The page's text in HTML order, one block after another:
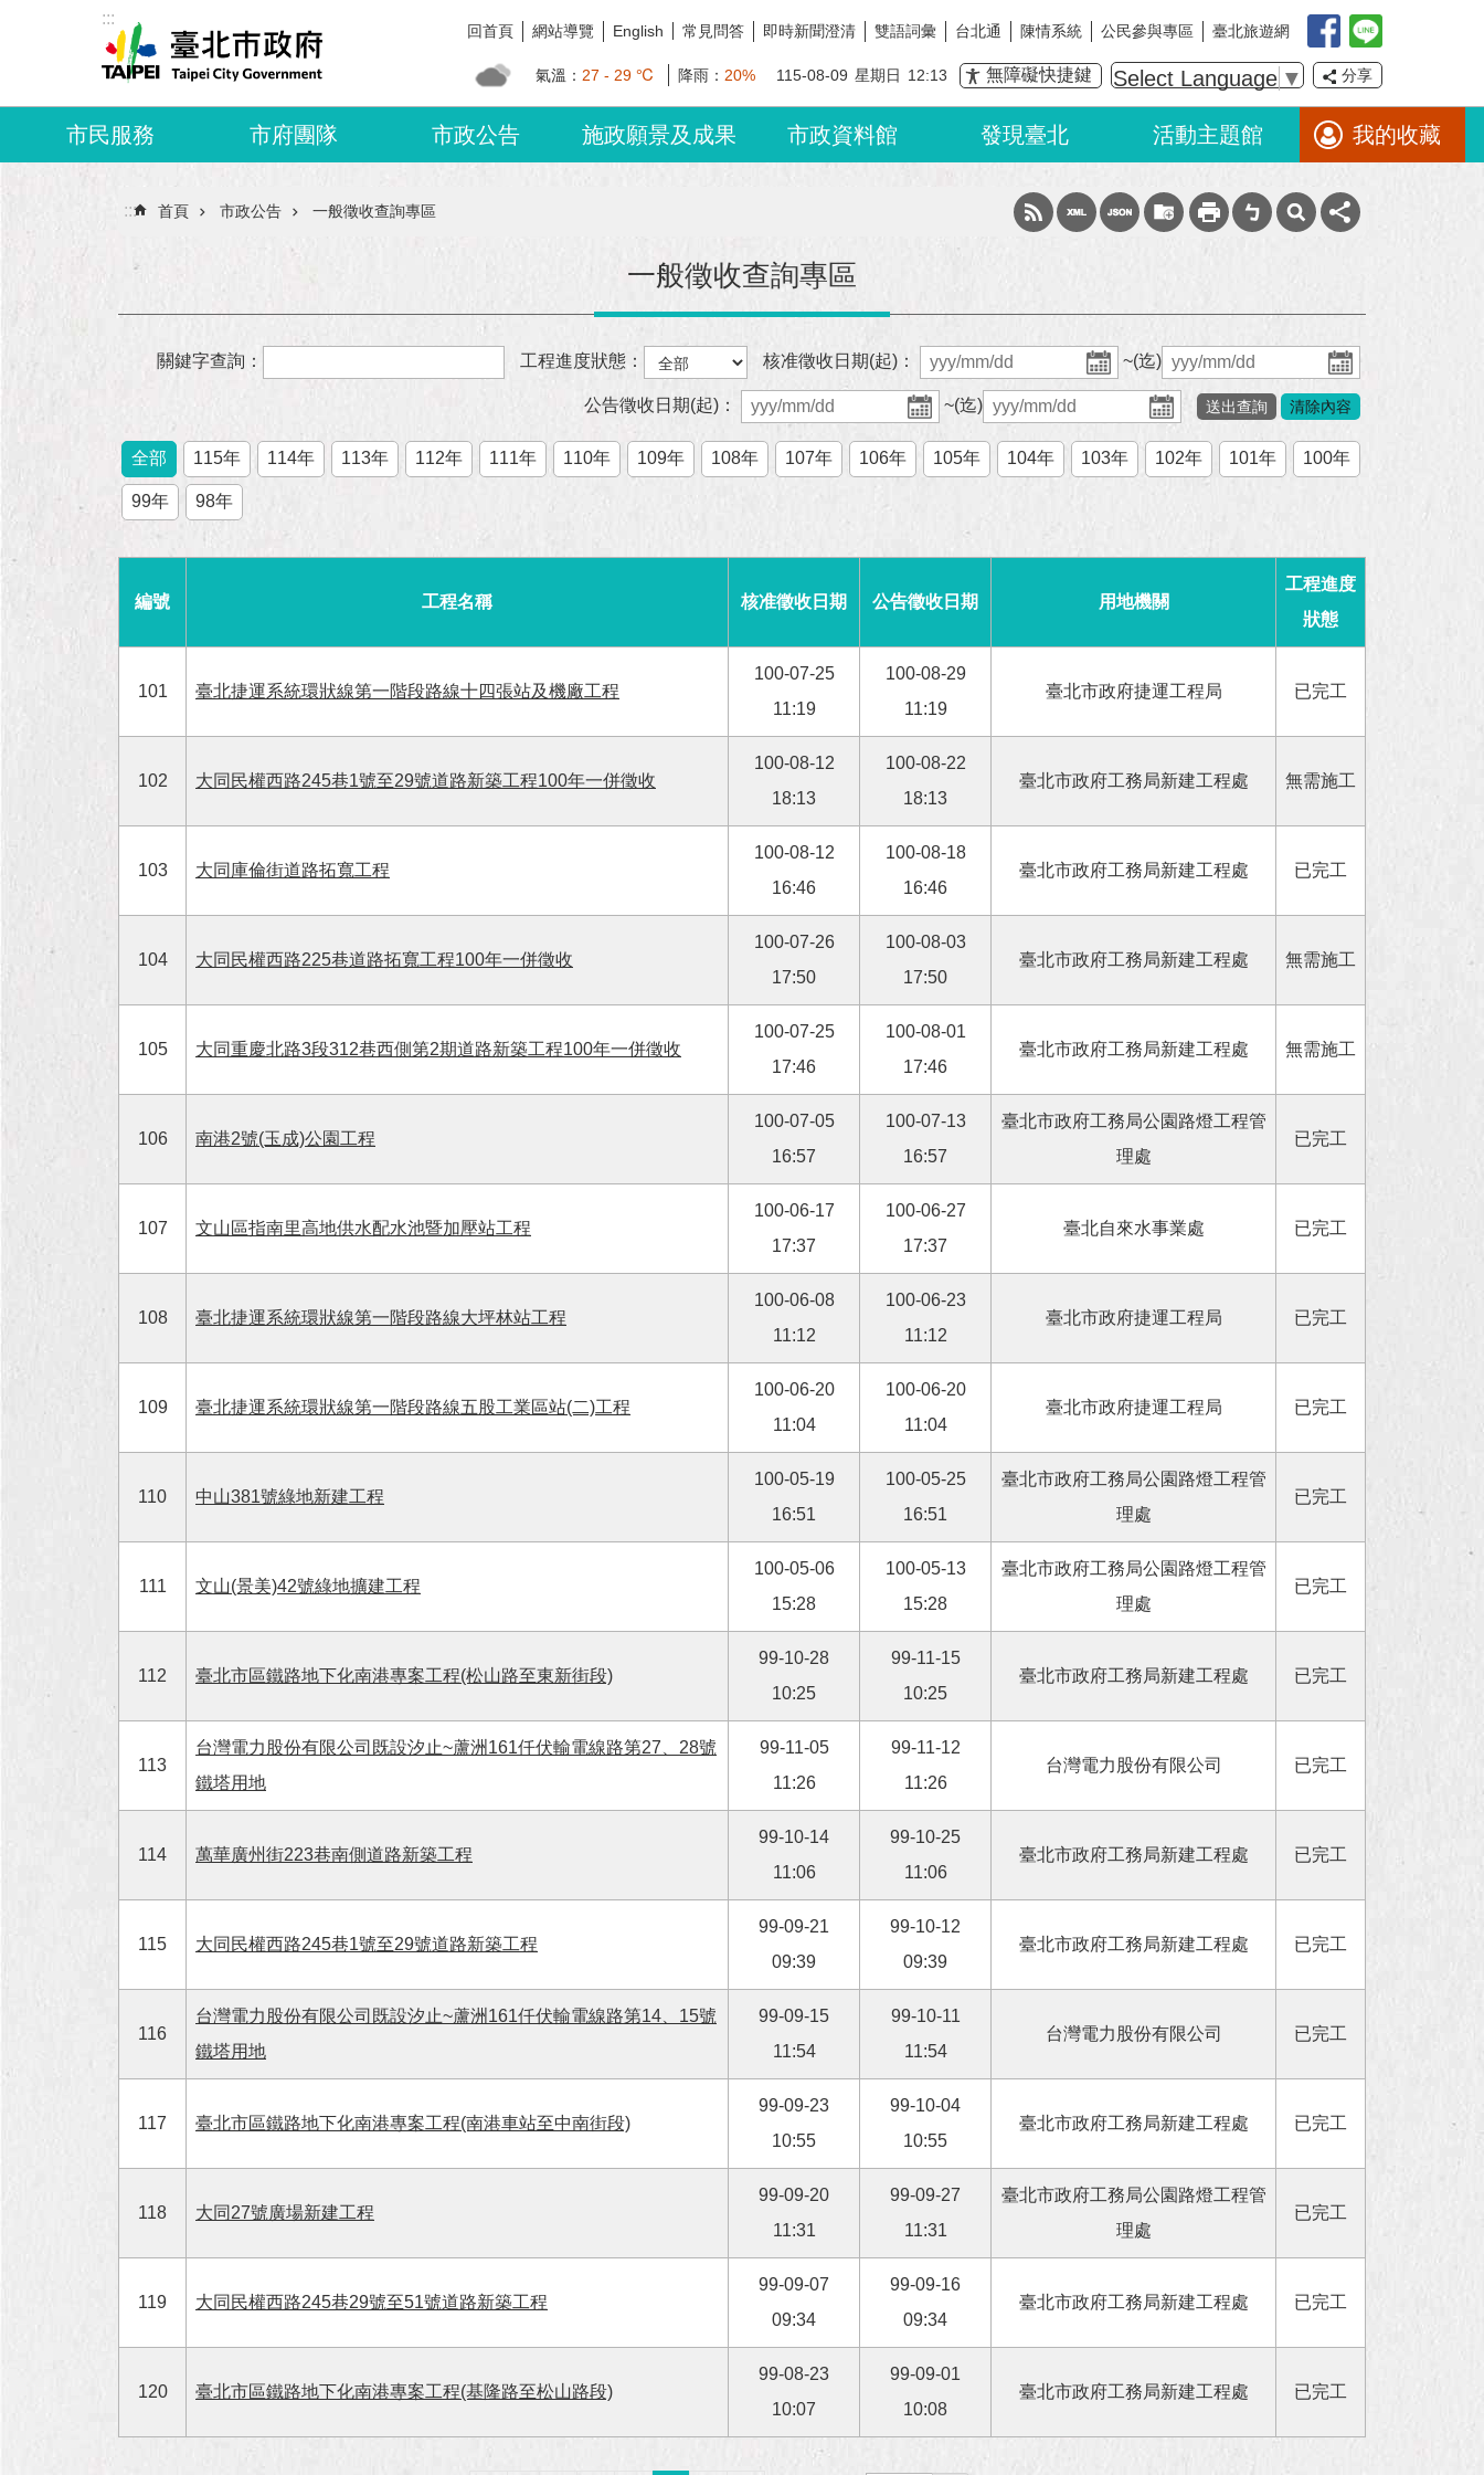
跳到主要內容區塊
:::
回首頁 網站導覽 English 常見問答 即時新聞澄清 雙語詞彙 台北通 陳情系統 公民參與專區 臺北旅遊網
氣溫： 27 - 29 ℃ 降雨： 20% 115-08-09 星期日 12:13 無障礙快捷鍵 Select Language ▼ 分享
市民服務 市府團隊 市政公告 施政願景及成果 市政資料館 發現臺北 活動主題館 我的收藏
::: 首頁 市政公告 一般徵收查詢專區
一般徵收查詢專區
關鍵字查詢： 工程進度狀態： 核准徵收日期(起)： ~(迄)
公告徵收日期(起)： ~(迄)
全部 115年 114年 113年 112年 111年 110年 109年 108年 107年 106年 105年 104年 103年 102年 101年 100年
99年 98年
編號 工程名稱 核准徵收日期 公告徵收日期 用地機關
工程進度
狀態
101 臺北捷運系統環狀線第一階段路線十四張站及機廠工程
100-07-25
11:19
100-08-29
11:19
臺北市政府捷運工程局 已完工
102 大同民權西路245巷1號至29號道路新築工程100年一併徵收
100-08-12
18:13
100-08-22
18:13
臺北市政府工務局新建工程處 無需施工
103 大同庫倫街道路拓寬工程
100-08-12
16:46
100-08-18
16:46
臺北市政府工務局新建工程處 已完工
104 大同民權西路225巷道路拓寬工程100年一併徵收
100-07-26
17:50
100-08-03
17:50
臺北市政府工務局新建工程處 無需施工
105 大同重慶北路3段312巷西側第2期道路新築工程100年一併徵收
100-07-25
17:46
100-08-01
17:46
臺北市政府工務局新建工程處 無需施工
106 南港2號(玉成)公園工程
100-07-05
16:57
100-07-13
16:57
臺北市政府工務局公園路燈工程管
理處
已完工
107 文山區指南里高地供水配水池暨加壓站工程
100-06-17
17:37
100-06-27
17:37
臺北自來水事業處 已完工
108 臺北捷運系統環狀線第一階段路線大坪林站工程
100-06-08
11:12
100-06-23
11:12
臺北市政府捷運工程局 已完工
109 臺北捷運系統環狀線第一階段路線五股工業區站(二)工程
100-06-20
11:04
100-06-20
11:04
臺北市政府捷運工程局 已完工
110 中山381號綠地新建工程
100-05-19
16:51
100-05-25
16:51
臺北市政府工務局公園路燈工程管
理處
已完工
111 文山(景美)42號綠地擴建工程
100-05-06
15:28
100-05-13
15:28
臺北市政府工務局公園路燈工程管
理處
已完工
112 臺北市區鐵路地下化南港專案工程(松山路至東新街段)
99-10-28
10:25
99-11-15
10:25
臺北市政府工務局新建工程處 已完工
113
台灣電力股份有限公司既設汐止~蘆洲161仟伏輸電線路第27、28號
鐵塔用地
99-11-05
11:26
99-11-12
11:26
台灣電力股份有限公司 已完工
114 萬華廣州街223巷南側道路新築工程
99-10-14
11:06
99-10-25
11:06
臺北市政府工務局新建工程處 已完工
115 大同民權西路245巷1號至29號道路新築工程
99-09-21
09:39
99-10-12
09:39
臺北市政府工務局新建工程處 已完工
116
台灣電力股份有限公司既設汐止~蘆洲161仟伏輸電線路第14、15號
鐵塔用地
99-09-15
11:54
99-10-11
11:54
台灣電力股份有限公司 已完工
117 臺北市區鐵路地下化南港專案工程(南港車站至中南街段)
99-09-23
10:55
99-10-04
10:55
臺北市政府工務局新建工程處 已完工
118 大同27號廣場新建工程
99-09-20
11:31
99-09-27
11:31
臺北市政府工務局公園路燈工程管
理處
已完工
119 大同民權西路245巷29號至51號道路新築工程
99-09-07
09:34
99-09-16
09:34
臺北市政府工務局新建工程處 已完工
120 臺北市區鐵路地下化南港專案工程(基隆路至松山路段)
99-08-23
10:07
99-09-01
10:08
臺北市政府工務局新建工程處 已完工